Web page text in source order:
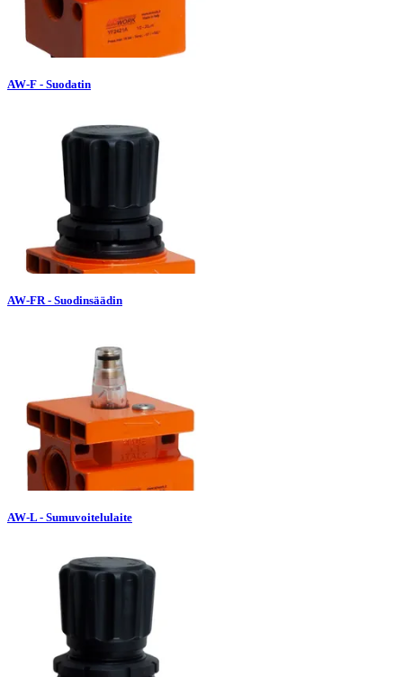
AW-F - Suodatin
AW-FR - Suodinsäädin
AW-L - Sumuvoitelulaite